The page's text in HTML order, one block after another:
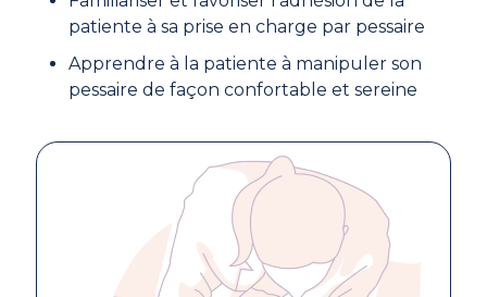
patiente à sa prise en charge par pessaire
Apprendre à la patiente à manipuler son
pessaire de façon confortable et sereine